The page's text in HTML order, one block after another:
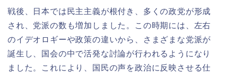
戦後、日本では民主主義が根付き、多くの政党が形成
され、党派の数も増加しました。この時期には、左右
のイデオロギーや政策の違いから、さまざまな党派が
誕生し、国会の中で活発な討論が行われるようになり
ました。これにより、国民の声を政治に反映させる仕